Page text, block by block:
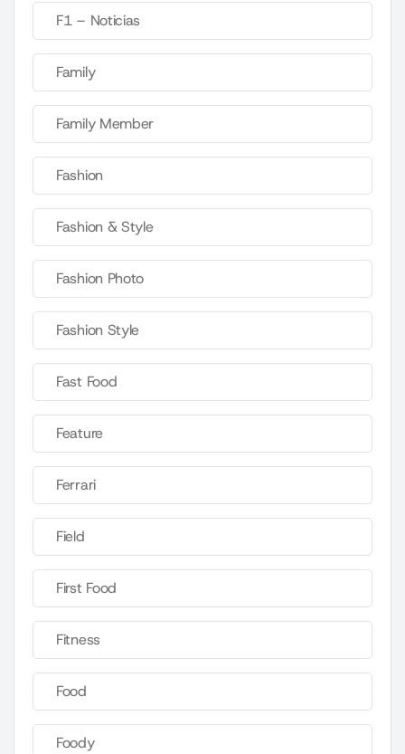
F1 – Noticias
Family
Family Member
Fashion
Fashion & Style
Fashion Photo
Fashion Style
Fast Food
Feature
Ferrari
Field
First Food
Fitness
Food
Foody